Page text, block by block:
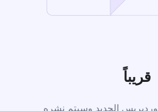
قريباً
الجديد وسيتم نشره